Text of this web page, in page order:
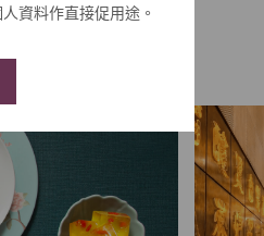
資料作直接促用途。